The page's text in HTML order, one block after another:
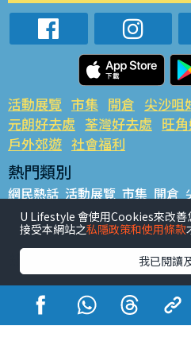
活動展覽 市集 開倉 尖沙咀
元朗好去處 荃灣好去處 旺
戶外郊遊 社會福利
熱門類別
網民熱話 活動展覽 市集 開倉
銅鑼灣好去處 元朗好去處 荃灣
餐廳情報 戶外郊遊
熱門標籤
#UGO搵好去處 #人氣活動推介
#親子玩樂好去處
#ULifestyle
#UJetso禮物放送
#ULifestyle
U Lifestyle 會使用Cookies來改善
接受本網站之私隱政策和使用條款
我已閱讀